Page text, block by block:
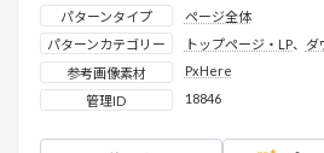
パターンタイプ
ページ全体
パターンカテゴリー
トップページ・LP、
ダ
参考画像素材
PxHere
管理ID
18846